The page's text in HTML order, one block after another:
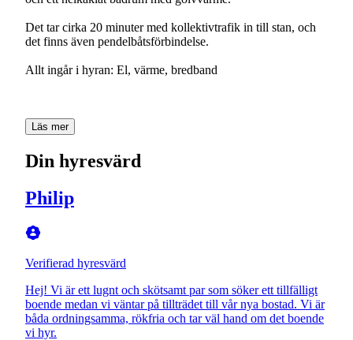
Det tar cirka 20 minuter med kollektivtrafik in till stan, och
det finns även pendelbåtsförbindelse.
Allt ingår i hyran: El, värme, bredband
Läs mer
Din hyresvärd
Philip
Verifierad hyresvärd
Hej! Vi är ett lugnt och skötsamt par som söker ett tillfälligt
boende medan vi väntar på tillträdet till vår nya bostad. Vi är
båda ordningsamma, rökfria och tar väl hand om det boende
vi hyr.